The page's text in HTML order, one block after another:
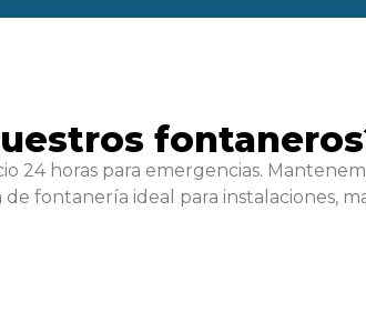
horas para emergencias.
fontanería ideal para instalaciones,